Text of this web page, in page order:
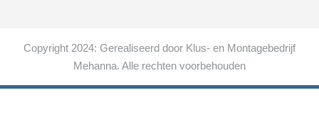
Copyright 2024: Gerealiseerd door Klus- en Montagebedrijf
Mehanna. Alle rechten voorbehouden